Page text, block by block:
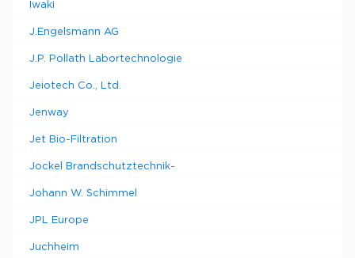
Iwaki
J.Engelsmann AG
J.P. Pollath Labortechnologie
Jeiotech Co., Ltd.
Jenway
Jet Bio-Filtration
Jockel Brandschutztechnik-
Johann W. Schimmel
JPL Europe
Juchheim